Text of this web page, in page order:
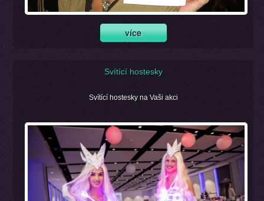
Svítící hostesky
Svítící hostesky na Vaši akci